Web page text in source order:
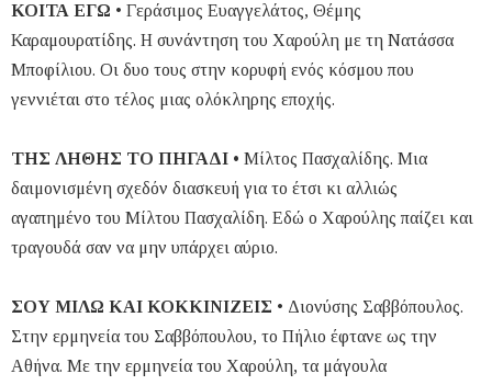
ΚΟΙΤΑ ΕΓΩ • Γεράσιμος Ευαγγελάτος, Θέμης
Καραμουρατίδης. Η συνάντηση του Χαρούλη με τη Νατάσσα
Μποφίλιου. Οι δυο τους στην κορυφή ενός κόσμου που
γεννιέται στο τέλος μιας ολόκληρης εποχής.
ΤΗΣ ΛΗΘΗΣ ΤΟ ΠΗΓΑΔΙ • Μίλτος Πασχαλίδης. Mια
δαιμονισμένη σχεδόν διασκευή για το έτσι κι αλλιώς
αγαπημένο του Μίλτου Πασχαλίδη. Εδώ ο Χαρούλης παίζει και
τραγουδά σαν να μην υπάρχει αύριο.
ΣΟΥ ΜΙΛΩ ΚΑΙ ΚΟΚΚΙΝΙΖΕΙΣ • Διονύσης Σαββόπουλος.
Στην ερμηνεία του Σαββόπουλου, το Πήλιο έφτανε ως την
Αθήνα. Με την ερμηνεία του Χαρούλη, τα μάγουλα